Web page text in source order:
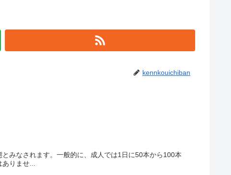
kennkouichiban
みなされます。一般的に、成人では1日に50本から100本
りませ...